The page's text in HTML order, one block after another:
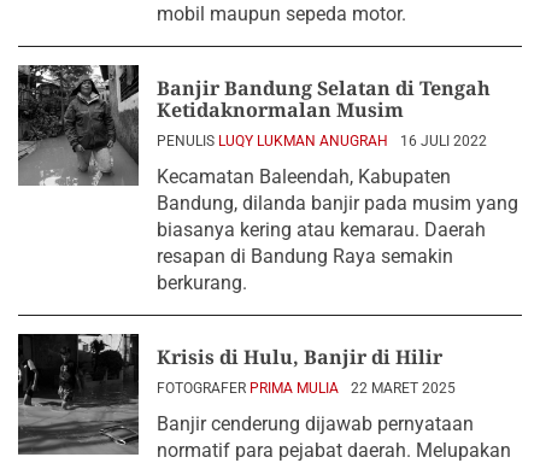
mobil maupun sepeda motor.
Banjir Bandung Selatan di Tengah
Ketidaknormalan Musim
PENULIS LUQY LUKMAN ANUGRAH 16 JULI 2022
Kecamatan Baleendah, Kabupaten
Bandung, dilanda banjir pada musim yang
biasanya kering atau kemarau. Daerah
resapan di Bandung Raya semakin
berkurang.
Krisis di Hulu, Banjir di Hilir
FOTOGRAFER PRIMA MULIA 22 MARET 2025
Banjir cenderung dijawab pernyataan
normatif para pejabat daerah. Melupakan